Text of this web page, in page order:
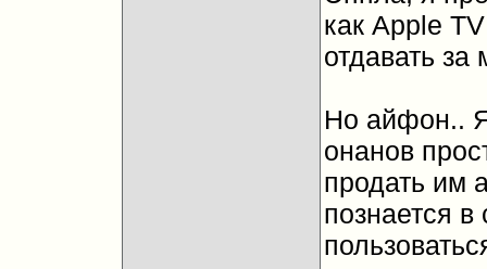
как Apple
отдавать за
Но айфон..
онанов
продать им
познается